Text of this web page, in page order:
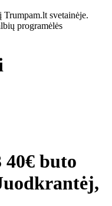
svetainėje.
programėlės
40€ buto